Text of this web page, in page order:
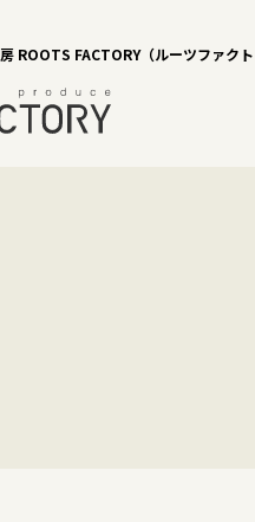
ROOTS FACTORY（ルーツファク